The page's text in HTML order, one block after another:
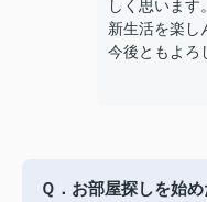
しく思います。
新生活を楽し
今後ともよろ
Ｑ．お部屋探しを始